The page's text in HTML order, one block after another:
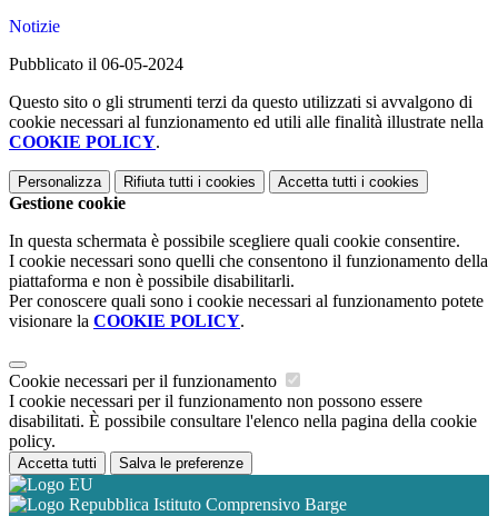
Notizie
Pubblicato il 06-05-2024
Questo sito o gli strumenti terzi da questo utilizzati si avvalgono di
cookie necessari al funzionamento ed utili alle finalità illustrate nella
COOKIE POLICY.
Personalizza Rifiuta tutti i cookies Accetta tutti i cookies
Gestione cookie
In questa schermata è possibile scegliere quali cookie consentire.
I cookie necessari sono quelli che consentono il funzionamento della
piattaforma e non è possibile disabilitarli.
Per conoscere quali sono i cookie necessari al funzionamento potete
visionare la COOKIE POLICY.
Cookie necessari per il funzionamento
I cookie necessari per il funzionamento non possono essere
disabilitati. È possibile consultare l'elenco nella pagina della cookie
policy.
Accetta tutti Salva le preferenze
Istituto Comprensivo Barge